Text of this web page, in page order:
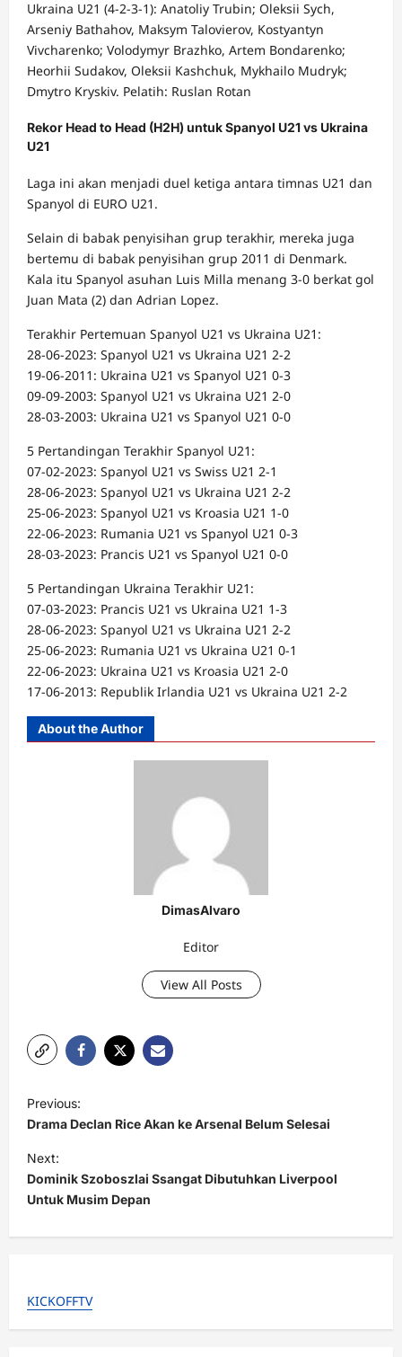
Ukraina U21 (4-2-3-1): Anatoliy Trubin; Oleksii Sych,
Arseniy Bathahov, Maksym Talovierov, Kostyantyn
Vivcharenko; Volodymyr Brazhko, Artem Bondarenko;
Heorhii Sudakov, Oleksii Kashchuk, Mykhailo Mudryk;
Dmytro Kryskiv. Pelatih: Ruslan Rotan
Rekor Head to Head (H2H) untuk Spanyol U21 vs Ukraina
U21
Laga ini akan menjadi duel ketiga antara timnas U21 dan
Spanyol di EURO U21.
Selain di babak penyisihan grup terakhir, mereka juga
bertemu di babak penyisihan grup 2011 di Denmark.
Kala itu Spanyol asuhan Luis Milla menang 3-0 berkat gol
Juan Mata (2) dan Adrian Lopez.
Terakhir Pertemuan Spanyol U21 vs Ukraina U21:
28-06-2023: Spanyol U21 vs Ukraina U21 2-2
19-06-2011: Ukraina U21 vs Spanyol U21 0-3
09-09-2003: Spanyol U21 vs Ukraina U21 2-0
28-03-2003: Ukraina U21 vs Spanyol U21 0-0
5 Pertandingan Terakhir Spanyol U21:
07-02-2023: Spanyol U21 vs Swiss U21 2-1
28-06-2023: Spanyol U21 vs Ukraina U21 2-2
25-06-2023: Spanyol U21 vs Kroasia U21 1-0
22-06-2023: Rumania U21 vs Spanyol U21 0-3
28-03-2023: Prancis U21 vs Spanyol U21 0-0
5 Pertandingan Ukraina Terakhir U21:
07-03-2023: Prancis U21 vs Ukraina U21 1-3
28-06-2023: Spanyol U21 vs Ukraina U21 2-2
25-06-2023: Rumania U21 vs Ukraina U21 0-1
22-06-2023: Ukraina U21 vs Kroasia U21 2-0
17-06-2013: Republik Irlandia U21 vs Ukraina U21 2-2
About the Author
DimasAlvaro
Editor
View All Posts
o
s
t
n
a
g
Previous:
Drama Declan Rice Akan ke Arsenal Belum Selesai
Next:
Dominik Szoboszlai Ssangat Dibutuhkan Liverpool
Untuk Musim Depan
KICKOFFTV